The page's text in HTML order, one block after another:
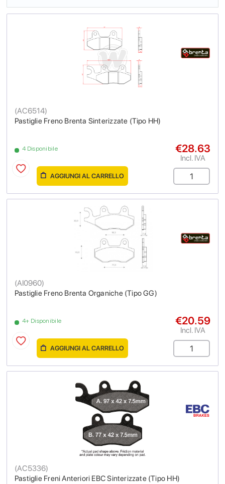
Pastiglie Freno Brenta Sinterizzate (Tipo HH)
(AC6514)
4 Disponibile €28.63
Incl. IVA
AGGIUNGI AL CARRELLO
Pastiglie Freno Brenta Organiche (Tipo GG)
(AI0960)
4+ Disponibile €20.59
Incl. IVA
AGGIUNGI AL CARRELLO
Pastiglie Freni Anteriori EBC Sinterizzate (Tipo HH)
(AC5336)